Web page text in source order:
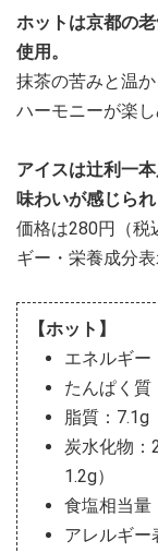
ホットは京都の
使用。
抹茶の苦みと温
ハーモニーが楽
アイスは辻利一
味わいが感じられ
価格は280円（税
ギー・栄養成分
【ホット】
エネルギー
たんぱく質
脂質：7.1g
炭水化物：
1.2g）
食塩相当量
アレルギー